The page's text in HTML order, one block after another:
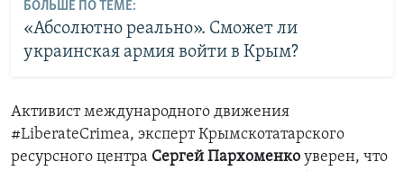
БОЛЬШЕ ПО ТЕМЕ:
«Абсолютно реально». Сможет ли
украинская армия войти в Крым?
Активист международного движения
#LiberateCrimea, эксперт Крымскотатарского
ресурсного центра Сергей Пархоменко уверен, что